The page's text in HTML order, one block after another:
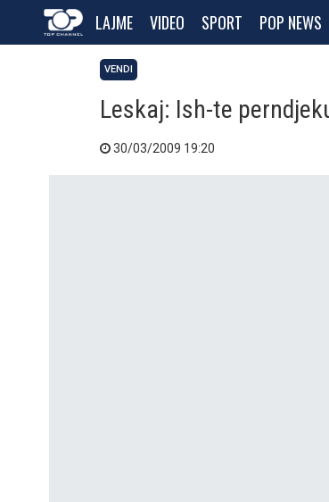
LAJME VIDEO SPORT POP NEWS
VENDI
Leskaj: Ish-te
30/03/2009 19:20